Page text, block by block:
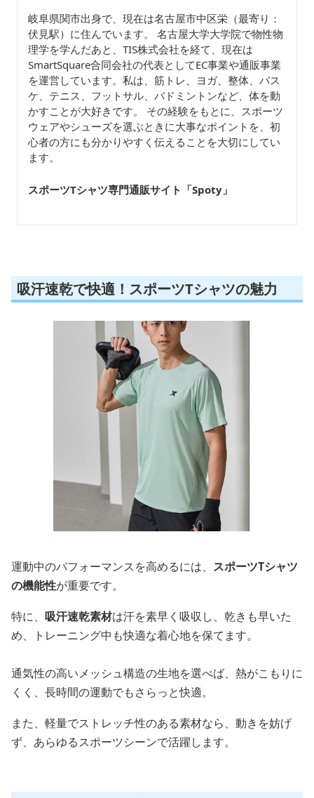
岐阜県関市出身で、現在は名古屋市中区栄（最寄り：
伏見駅）に住んでいます。 名古屋大学大学院で物性物
理学を学んだあと、TIS株式会社を経て、現在は
SmartSquare合同会社の代表としてEC事業や通販事業
を運営しています。私は、筋トレ、ヨガ、整体、バス
ケ、テニス、フットサル、バドミントンなど、体を動
かすことが大好きです。 その経験をもとに、スポーツ
ウェアやシューズを選ぶときに大事なポイントを、初
心者の方にも分かりやすく伝えることを大切にしてい
ます。
スポーツTシャツ専門通販サイト「Spoty 」
吸汗速乾で快適！スポーツTシャツの魅力
運動中のパフォーマンスを高めるには、 スポーツTシャツ
の機能性が重要です。
特に、 吸汗速乾素材は汗を素早く吸収し、乾きも早いた
め、トレーニング中も快適な着心地を保てます。
通気性の高いメッシュ構造の生地を選べば、熱がこもりに
くく、長時間の運動でもさらっと快適。
また、軽量でストレッチ性のある素材なら、動きを妨げ
ず、あらゆるスポーツシーンで活躍します。